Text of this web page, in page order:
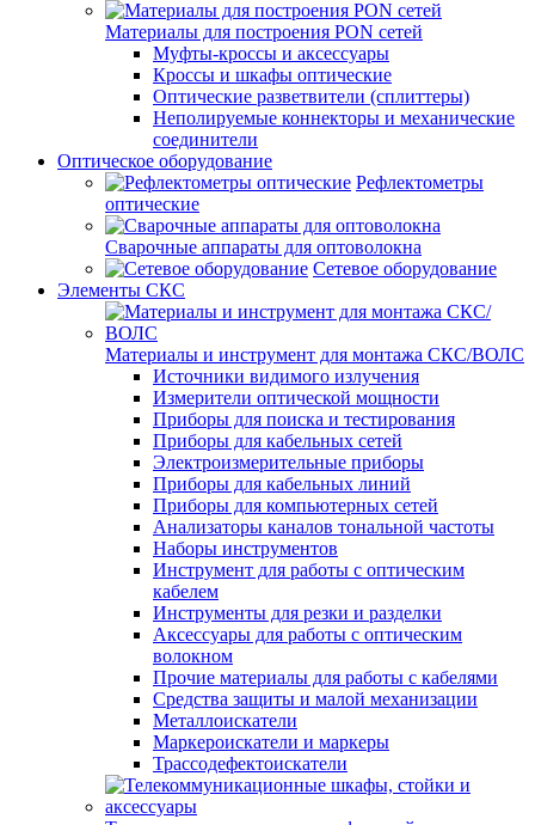
Материалы для построения PON сетей
Муфты-кроссы и аксессуары
Кроссы и шкафы оптические
Оптические разветвители (сплиттеры)
Неполируемые коннекторы и механические
соединители
Оптическое оборудование
Рефлектометры
оптические
Сварочные аппараты для оптоволокна
Сетевое оборудование
Элементы СКС
Материалы и инструмент для монтажа СКС/ВОЛС
Источники видимого излучения
Измерители оптической мощности
Приборы для поиска и тестирования
Приборы для кабельных сетей
Электроизмерительные приборы
Приборы для кабельных линий
Приборы для компьютерных сетей
Анализаторы каналов тональной частоты
Наборы инструментов
Инструмент для работы с оптическим
кабелем
Инструменты для резки и разделки
Аксессуары для работы с оптическим
волокном
Прочие материалы для работы с кабелями
Средства защиты и малой механизации
Металлоискатели
Маркероискатели и маркеры
Трассодефектоискатели